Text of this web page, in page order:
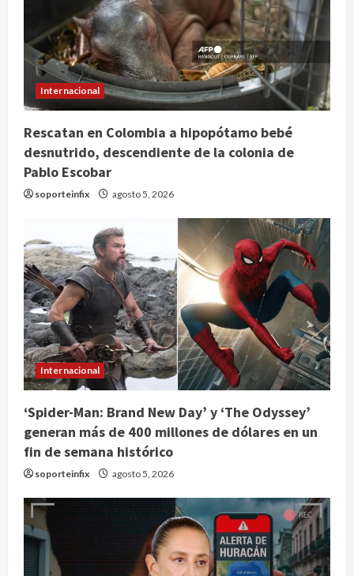
Internacional
Rescatan en Colombia a hipopótamo bebé
desnutrido, descendiente de la colonia de
Pablo Escobar
soporteinfix agosto 5, 2026
Internacional
‘Spider-Man: Brand New Day’ y ‘The Odyssey’
generan más de 400 millones de dólares en un
fin de semana histórico
soporteinfix agosto 5, 2026